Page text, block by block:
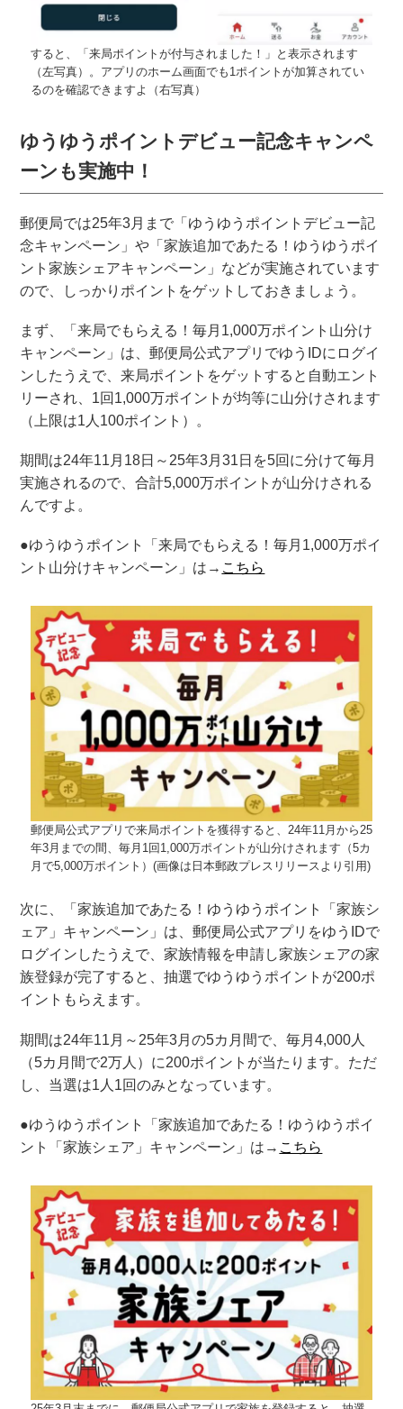
すると、「来局ポイントが付与されました！」と表示されます
（左写真）。アプリのホーム画面でも1ポイントが加算されてい
るのを確認できますよ（右写真）
ゆうゆうポイントデビュー記念キャンペ
ーンも実施中！
郵便局では25年3月まで「ゆうゆうポイントデビュー記
念キャンペーン」や「家族追加であたる！ゆうゆうポイ
ント家族シェアキャンペーン」などが実施されています
ので、しっかりポイントをゲットしておきましょう。
まず、「来局でもらえる！毎月1,000万ポイント山分け
キャンペーン」は、郵便局公式アプリでゆうIDにログイ
ンしたうえで、来局ポイントをゲットすると自動エント
リーされ、1回1,000万ポイントが均等に山分けされます
（上限は1人100ポイント）。
期間は24年11月18日～25年3月31日を5回に分けて毎月
実施されるので、合計5,000万ポイントが山分けされる
んですよ。
●ゆうゆうポイント「来局でもらえる！毎月1,000万ポイ
ント山分けキャンペーン」は→ こちら
郵便局公式アプリで来局ポイントを獲得すると、24年11月から25
年3月までの間、毎月1回1,000万ポイントが山分けされます（5カ
月で5,000万ポイント）(画像は日本郵政プレスリリースより引用)
次に、「家族追加であたる！ゆうゆうポイント「家族シ
ェア」キャンペーン」は、郵便局公式アプリをゆうIDで
ログインしたうえで、家族情報を申請し家族シェアの家
族登録が完了すると、抽選でゆうゆうポイントが200ポ
イントもらえます。
期間は24年11月～25年3月の5カ月間で、毎月4,000人
（5カ月間で2万人）に200ポイントが当たります。ただ
し、当選は1人1回のみとなっています。
●ゆうゆうポイント「家族追加であたる！ゆうゆうポイ
ント「家族シェア」キャンペーン」は→ こちら